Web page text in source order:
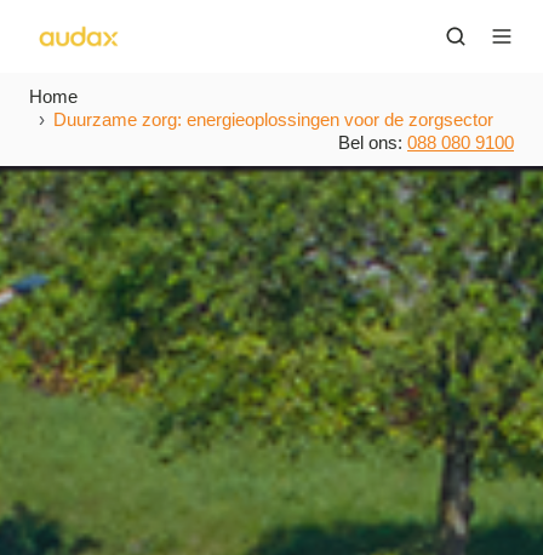
Home
Duurzame zorg: energieoplossingen voor de zorgsector
Bel ons: 088 080 9100